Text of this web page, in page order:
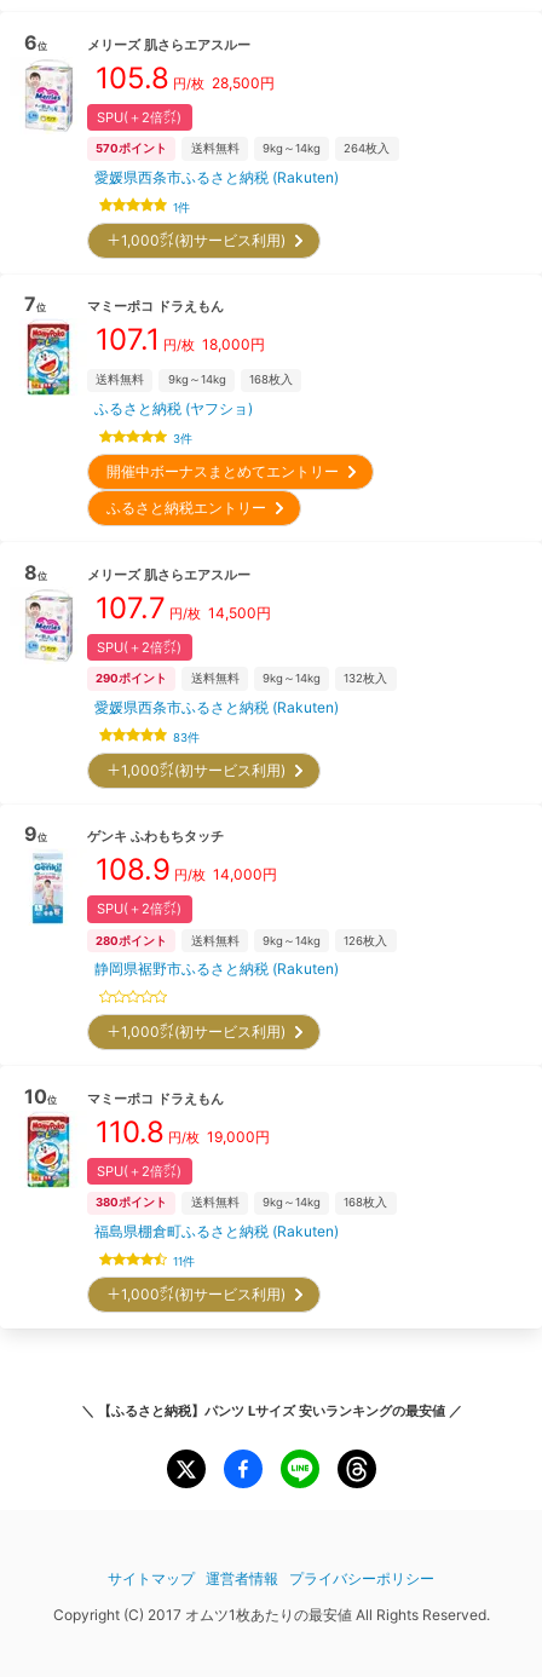
6位 メリーズ 肌さらエアスルー
105.8 円/枚 28,500円
SPU(＋2倍㌽)
570ポイント 送料無料 9kg～14kg 264枚入
愛媛県西条市ふるさと納税 (Rakuten)
1件
＋1,000㌽(初サービス利用)
7位 マミーポコ ドラえもん
107.1 円/枚 18,000円
送料無料 9kg～14kg 168枚入
ふるさと納税 (ヤフショ)
3件
開催中ボーナスまとめてエントリー
ふるさと納税エントリー
8位 メリーズ 肌さらエアスルー
107.7 円/枚 14,500円
SPU(＋2倍㌽)
290ポイント 送料無料 9kg～14kg 132枚入
愛媛県西条市ふるさと納税 (Rakuten)
83件
＋1,000㌽(初サービス利用)
9位 ゲンキ ふわもちタッチ
108.9 円/枚 14,000円
SPU(＋2倍㌽)
280ポイント 送料無料 9kg～14kg 126枚入
静岡県裾野市ふるさと納税 (Rakuten)
＋1,000㌽(初サービス利用)
10位 マミーポコ ドラえもん
110.8 円/枚 19,000円
SPU(＋2倍㌽)
380ポイント 送料無料 9kg～14kg 168枚入
福島県棚倉町ふるさと納税 (Rakuten)
11件
＋1,000㌽(初サービス利用)
＼ 【ふるさと納税】パンツ Lサイズ 安いランキングの最安値 ／
サイトマップ 運営者情報
プライバシーポリシー
Copyright (C) 2017 オムツ1枚あたりの最安値 All Rights Reserved.